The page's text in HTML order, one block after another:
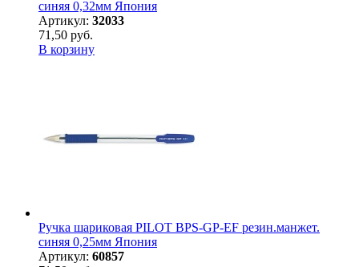
синяя 0,32мм Япония
Артикул: 32033
71,50 руб.
В корзину
Ручка шариковая PILOT BPS-GP-EF резин.манжет.
синяя 0,25мм Япония
Артикул: 60857